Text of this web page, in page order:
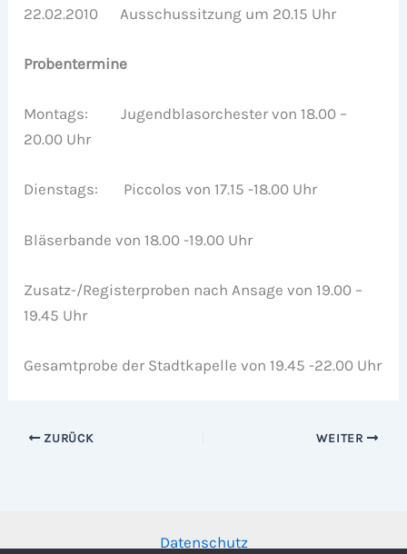
22.02.2010 Ausschussitzung um 20.15 Uhr
Probentermine
Montags: Jugendblasorchester von 18.00 –
20.00 Uhr
Dienstags: Piccolos von 17.15 -18.00 Uhr
Bläserbande von 18.00 -19.00 Uhr
Zusatz-/Registerproben nach Ansage von 19.00 –
19.45 Uhr
Gesamtprobe der Stadtkapelle von 19.45 -22.00 Uhr
ZURÜCK WEITER
Datenschutz